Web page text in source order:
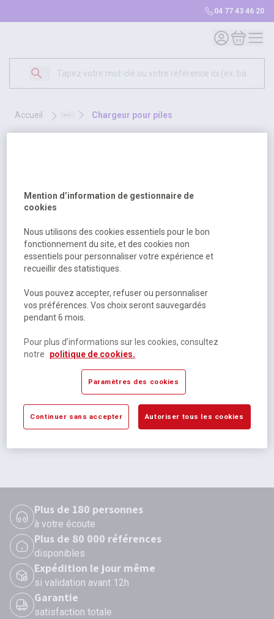
04 77 43 46 20
Mon compte
Mon
accueil chargeur pour piles
1 produit
Chargeur plug avec 4 piles AA - Varta
36,34 €HT
43,61 €TTC
Plus de 180 personnes
à votre écoute
Plus de 80 000 références
disponibles
Expédition le jour même
si validation avant 12h
Garantie
satisfaction totale
Mention d’information de gestionnaire de
cookies
Nous utilisons des cookies essentiels pour le bon
fonctionnement du site, et des cookies non
essentiels pour personnaliser votre expérience et
recueillir des statistiques.
Vous pouvez accepter, refuser ou personnaliser
vos préférences. Vos choix seront sauvegardés
pendant 6 mois.
Pour plus d’informations sur les cookies, consultez
notre
politique de cookies.
Paramètres des cookies
Continuer sans accepter Autoriser tous les cookies